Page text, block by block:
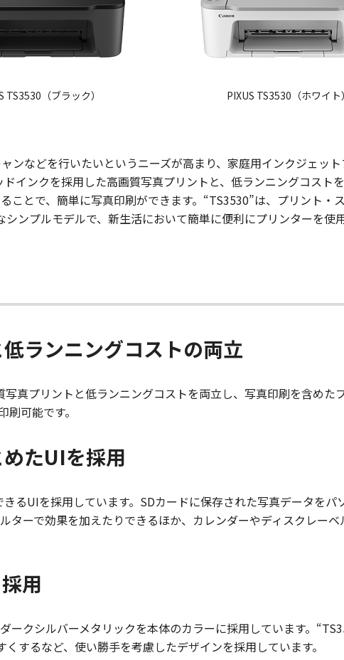
TS3530（ブラック） PIXUS TS3530（ホワイト）
ンなどを行いたいというニーズが高まり、家庭用インクジェッ
インクを採用した高画質写真プリントと、低ランニングコスト
ことで、簡単に写真印刷ができます。“TS3530”は、プリント・
ンプルモデルで、新生活において簡単に便利にプリンターを使用
ランニングコストの両立
真プリントと低ランニングコストを両立し、写真印刷を含めた
刷可能です。
たUIを採用
るUIを採用しています。SDカードに保存された写真データをパ
ターで効果を加えたりできるほか、カレンダーやディスクレーベ
用
クシルバーメタリックを本体のカラーに採用しています。
するなど、使い勝手を考慮したデザインを採用しています。